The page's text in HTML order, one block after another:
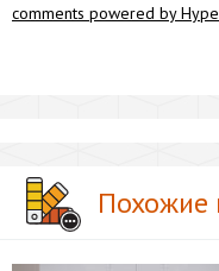
comments powered by
Похожие